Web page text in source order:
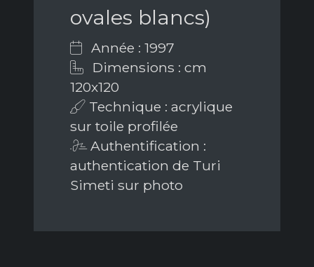
ovales blancs)
Année : 1997
Dimensions : cm
120x120
Technique : acrylique
sur toile profilée
Authentification :
authentication de Turi
Simeti sur photo